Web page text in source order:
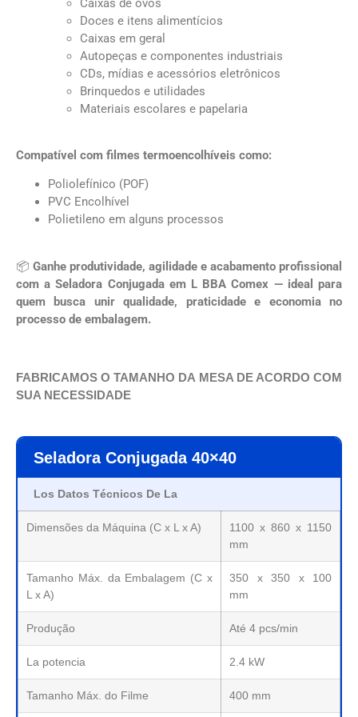
Doces e itens alimentícios
Caixas em geral
Autopeças e componentes industriais
CDs, mídias e acessórios eletrônicos
Brinquedos e utilidades
Materiais escolares e papelaria
Compatível com filmes termoencolhíveis como:
Poliolefínico (POF)
PVC Encolhível
Polietileno em alguns processos
📦 Ganhe produtividade, agilidade e acabamento profissional
com a Seladora Conjugada em L BBA Comex — ideal para
quem busca unir qualidade, praticidade e economia no
processo de embalagem.
FABRICAMOS O TAMANHO DA MESA DE ACORDO COM
SUA NECESSIDADE
Seladora Conjugada 40×40
Los Datos Técnicos De La
Dimensões da Máquina (C x L x A)
1100 x 860 x 1150
mm
Tamanho Máx. da Embalagem (C x
L x A)
350 x 350 x 100
mm
Produção Até 4 pcs/min
La potencia 2.4 kW
Tamanho Máx. do Filme 400 mm